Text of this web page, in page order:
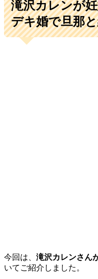
滝沢カレンが
デキ婚で旦那
今回は、 滝沢カレンさん
いてご紹介しました。